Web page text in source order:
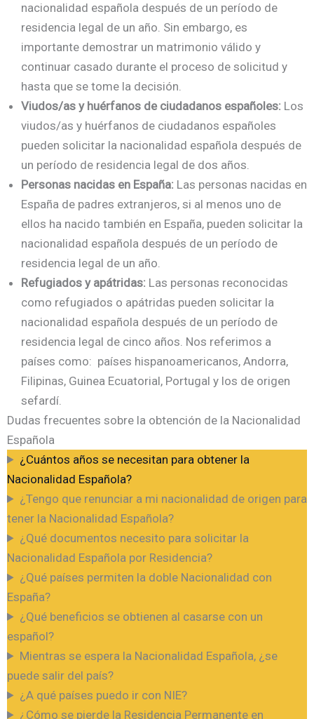
nacionalidad española después de un período de
residencia legal de un año. Sin embargo, es
importante demostrar un matrimonio válido y
continuar casado durante el proceso de solicitud y
hasta que se tome la decisión.
Viudos/as y huérfanos de ciudadanos españoles: Los
viudos/as y huérfanos de ciudadanos españoles
pueden solicitar la nacionalidad española después de
un período de residencia legal de dos años.
Personas nacidas en España: Las personas nacidas en
España de padres extranjeros, si al menos uno de
ellos ha nacido también en España, pueden solicitar la
nacionalidad española después de un período de
residencia legal de un año.
Refugiados y apátridas: Las personas reconocidas
como refugiados o apátridas pueden solicitar la
nacionalidad española después de un período de
residencia legal de cinco años. Nos referimos a
países como: países hispanoamericanos, Andorra,
Filipinas, Guinea Ecuatorial, Portugal y los de origen
sefardí.
Dudas frecuentes sobre la obtención de la Nacionalidad
Española ​
¿Cuántos años se necesitan para obtener la
Nacionalidad Española?
¿Tengo que renunciar a mi nacionalidad de origen para
tener la Nacionalidad Española?
¿Qué documentos necesito para solicitar la
Nacionalidad Española por Residencia?
¿Qué países permiten la doble Nacionalidad con
España?
¿Qué beneficios se obtienen al casarse con un
español?
Mientras se espera la Nacionalidad Española, ¿se
puede salir del país?
¿A qué países puedo ir con NIE?
¿Cómo se pierde la Residencia Permanente en